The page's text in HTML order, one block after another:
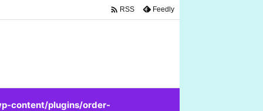
content/plugins/order-
 RSS Feedly